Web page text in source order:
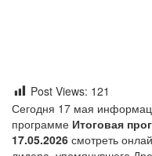
Post Views: 121
Сегодня 17 мая
программе Итоговая
17.05.2026 смотреть